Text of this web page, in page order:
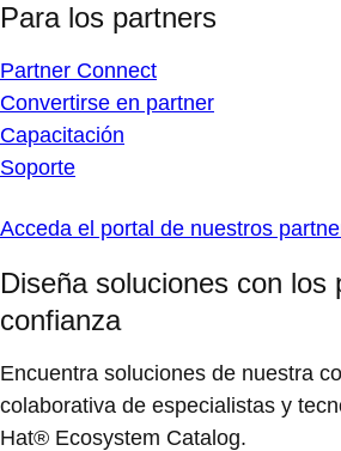
Para los partners
Partner Connect
Convertirse en partner
Capacitación
Soporte
Acceda el portal de nuestros
Diseña soluciones con los
confianza
Encuentra soluciones de nuestra
colaborativa de especialistas y
Hat® Ecosystem Catalog.